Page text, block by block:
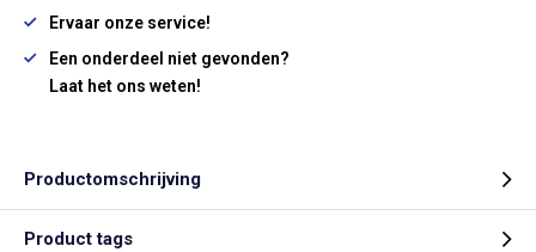
Ervaar onze service!
Een onderdeel niet gevonden?
Laat het ons weten!
Productomschrijving
Product tags